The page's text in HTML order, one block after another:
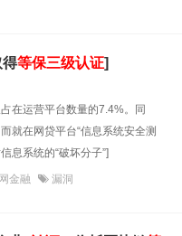
得等保三级认证]
在运营平台数量的7.4%。同
就在网贷平台“信息系统安全测
息系统的“破坏分子”]
金融 漏洞